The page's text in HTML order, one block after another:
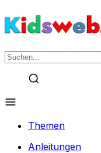
Themen
Anleitungen